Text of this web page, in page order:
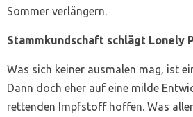
Sommer verlängern.
Stammkundschaft schlägt Lonely
Was sich keiner ausmalen mag, ist
Dann doch eher auf eine milde
rettenden Impfstoff hoffen. Was